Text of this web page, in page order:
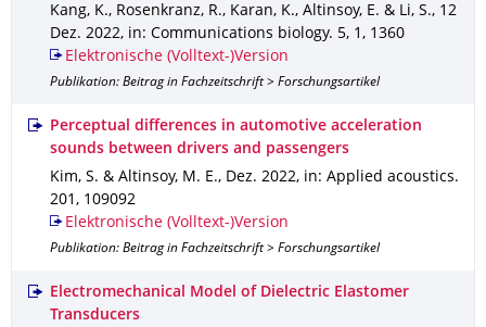
Kang, K., Rosenkranz, R., Karan, K., Altinsoy, E. & Li, S., 12
Dez. 2022, in: Communications biology. 5, 1 , 1360
Elektronische (Volltext-)Version
Publikation: Beitrag in Fachzeitschrift > Forschungsartikel
Perceptual differences in automotive acceleration
sounds between drivers and passengers
Kim, S. & Altinsoy, M. E., Dez. 2022, in: Applied acoustics.
201 , 109092
Elektronische (Volltext-)Version
Publikation: Beitrag in Fachzeitschrift > Forschungsartikel
Electromechanical Model of Dielectric Elastomer
Transducers